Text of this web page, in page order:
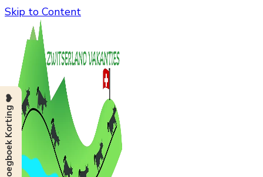
Skip to Content
❤️ Vroegboek Korting ❤️